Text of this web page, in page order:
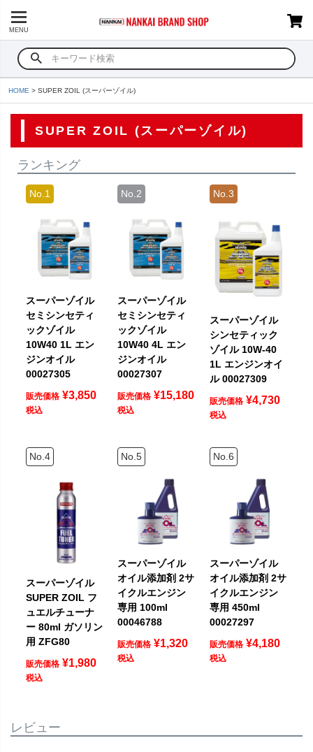
MENU
HOME SUPER ZOIL (スーパーゾイル)
SUPER ZOIL (スーパーゾイル)
ランキング
スーパーゾイル
セミシンセティ
ックゾイル
10W40 1L エン
ジンオイル
00027305
販売価格 ¥3,850
税込
スーパーゾイル
セミシンセティ
ックゾイル
10W40 4L エン
ジンオイル
00027307
販売価格 ¥15,180
税込
スーパーゾイル
シンセティック
ゾイル 10W-40
1L エンジンオイ
ル 00027309
販売価格 ¥4,730
税込
スーパーゾイル
SUPER ZOIL フ
ュエルチューナ
ー 80ml ガソリン
用 ZFG80
販売価格 ¥1,980
税込
スーパーゾイル
オイル添加剤 2サ
イクルエンジン
専用 100ml
00046788
販売価格 ¥1,320
税込
スーパーゾイル
オイル添加剤 2サ
イクルエンジン
専用 450ml
00027297
販売価格 ¥4,180
税込
レビュー